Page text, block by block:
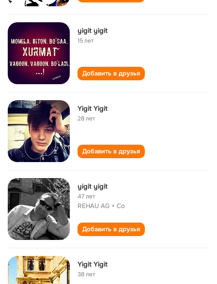
yigit yigit
15 лет
Добавить в друзья
Yigit Yigit
28 лет
Добавить в друзья
yigit yigit
47 лет
REHAU AG + Co
Добавить в друзья
Yigit Yigit
38 лет